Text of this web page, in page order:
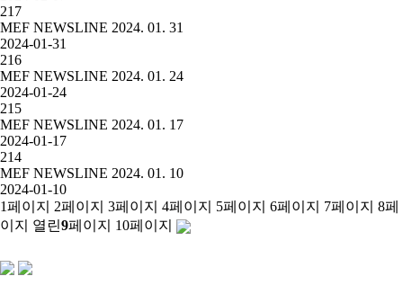
217
MEF NEWSLINE 2024. 01. 31
2024-01-31
216
MEF NEWSLINE 2024. 01. 24
2024-01-24
215
MEF NEWSLINE 2024. 01. 17
2024-01-17
214
MEF NEWSLINE 2024. 01. 10
2024-01-10
1페이지 2페이지 3페이지 4페이지 5페이지 6페이지 7페이지 8페
이지
열린9페이지 10페이지